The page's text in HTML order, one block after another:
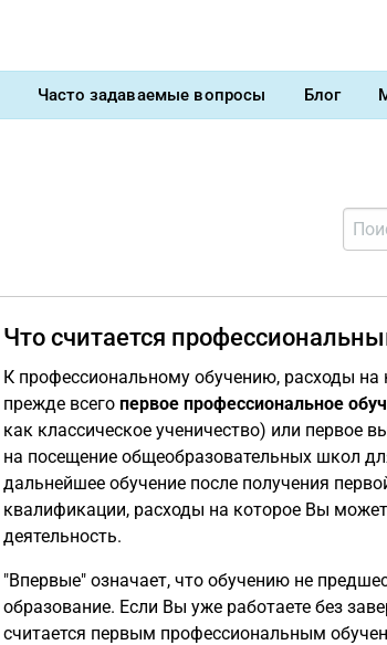
Часто задаваемые вопросы Блог
Что считается
К профессиональному обучению, расходы на
прежде всего первое профессиональное
как классическое ученичество) или первое
на посещение общеобразовательных школ
дальнейшее обучение после получения
квалификации, расходы на которое Вы
деятельность.
"Впервые" означает, что обучению не
образование. Если Вы уже работаете без
считается первым профессиональным